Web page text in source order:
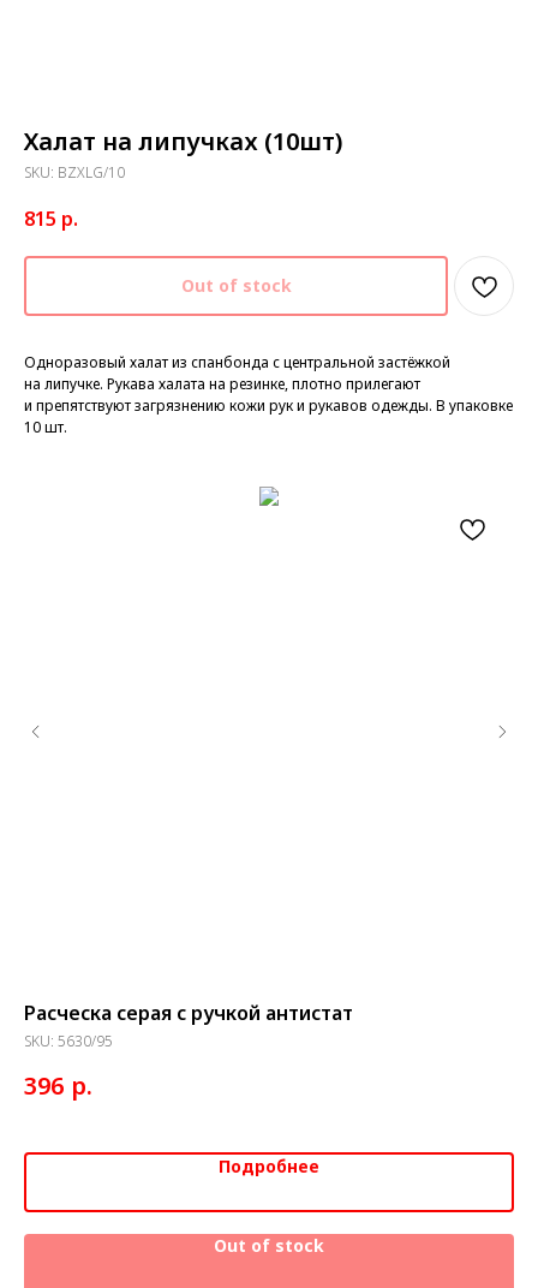
Халат на липучках (10шт)
SKU: BZXLG/10
815 р.
Out of stock
Одноразовый халат из спанбонда c центральной застёжкой
на липучке. Рукава халата на резинке, плотно прилегают
и препятствуют загрязнению кожи рук и рукавов одежды. В упаковке
10 шт.
Расческа серая с ручкой антистат
SKU: 5630/95
396 р.
Подробнее
Out of stock